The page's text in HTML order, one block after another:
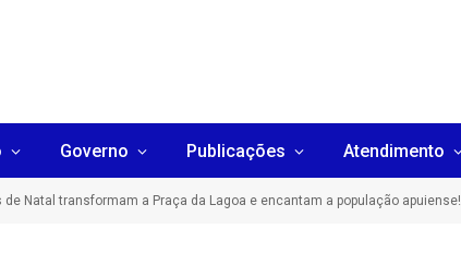
Governo Publicações Atendimento
de Natal transformam a Praça da Lagoa e encantam a população apuiense!